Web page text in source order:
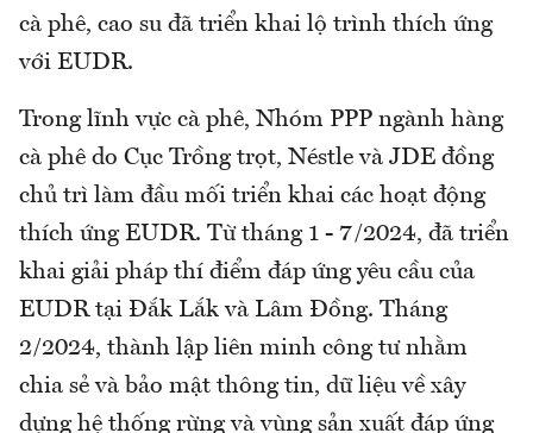
cà phê, cao su đã triển khai lộ trình thích ứng
với EUDR.
Trong lĩnh vực cà phê, Nhóm PPP ngành hàng
cà phê do Cục Trồng trọt, Néstle và JDE đồng
chủ trì làm đầu mối triển khai các hoạt động
thích ứng EUDR. Từ tháng 1 - 7/2024, đã triển
khai giải pháp thí điểm đáp ứng yêu cầu của
EUDR tại Đắk Lắk và Lâm Đồng. Tháng
2/2024, thành lập liên minh công tư nhằm
chia sẻ và bảo mật thông tin, dữ liệu về xây
dựng hệ thống rừng và vùng sản xuất đáp ứng